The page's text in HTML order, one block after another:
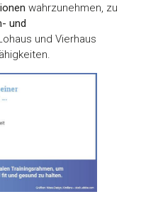
wahrzunehmen, zu
und
und Vierhaus